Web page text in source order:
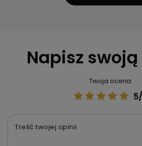
Napisz
Twoja ocena:
Treść twojej opinii